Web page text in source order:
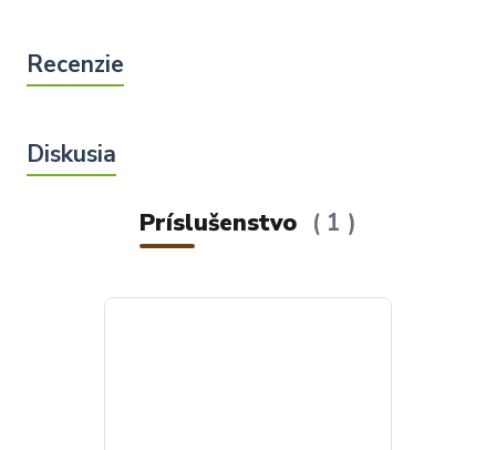
Príslušenstvo 1